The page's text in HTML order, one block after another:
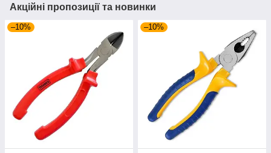
Акційні пропозиції та новинки
–10% –10%